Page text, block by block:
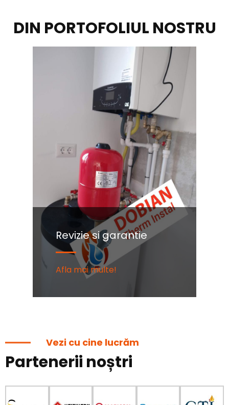
DIN PORTOFOLIUL NOSTRU
Revizie si garantie
Afla mai multe!
Vezi cu cine lucrăm
Partenerii noștri